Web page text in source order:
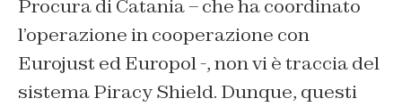
Procura di Catania – che ha coordinato
l’operazione in cooperazione con
Eurojust ed Europol -, non vi è traccia del
sistema Piracy Shield. Dunque, questi